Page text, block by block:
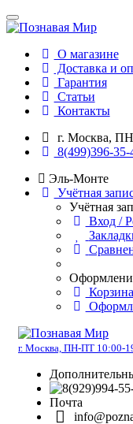
О магазине
Доставка и
Гарантия
Статьи
Контакты
г. Москва,
8(499)396-35-
Эль-Монте
Учётная
Учётная
Вход /
г. Москва, ПН-ПТ 10:00-
Почта